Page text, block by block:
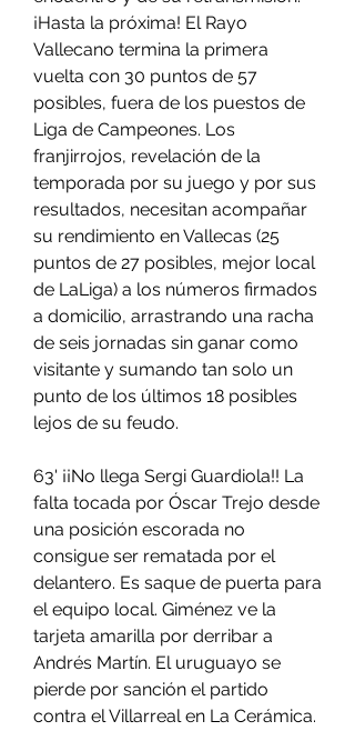
¡Hasta la próxima! El Rayo
Vallecano termina la primera
vuelta con 30 puntos de 57
posibles, fuera de los puestos de
Liga de Campeones. Los
franjirrojos, revelación de la
temporada por su juego y por sus
resultados, necesitan acompañar
su rendimiento en Vallecas (25
puntos de 27 posibles, mejor local
de LaLiga) a los números firmados
a domicilio, arrastrando una racha
de seis jornadas sin ganar como
visitante y sumando tan solo un
punto de los últimos 18 posibles
lejos de su feudo.
63' ¡¡No llega Sergi Guardiola!! La
falta tocada por Óscar Trejo desde
una posición escorada no
consigue ser rematada por el
delantero. Es saque de puerta para
el equipo local. Giménez ve la
tarjeta amarilla por derribar a
Andrés Martín. El uruguayo se
pierde por sanción el partido
contra el Villarreal en La Cerámica.